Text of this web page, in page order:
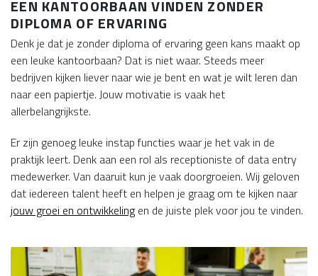
EEN KANTOORBAAN VINDEN ZONDER
DIPLOMA OF ERVARING
Denk je dat je zonder diploma of ervaring geen kans maakt op
een leuke kantoorbaan? Dat is niet waar. Steeds meer
bedrijven kijken liever naar wie je bent en wat je wilt leren dan
naar een papiertje. Jouw motivatie is vaak het
allerbelangrijkste.
Er zijn genoeg leuke instap functies waar je het vak in de
praktijk leert. Denk aan een rol als receptioniste of data entry
medewerker. Van daaruit kun je vaak doorgroeien. Wij geloven
dat iedereen talent heeft en helpen je graag om te kijken naar
jouw groei en ontwikkelingen de juiste plek voor jou te vinden.